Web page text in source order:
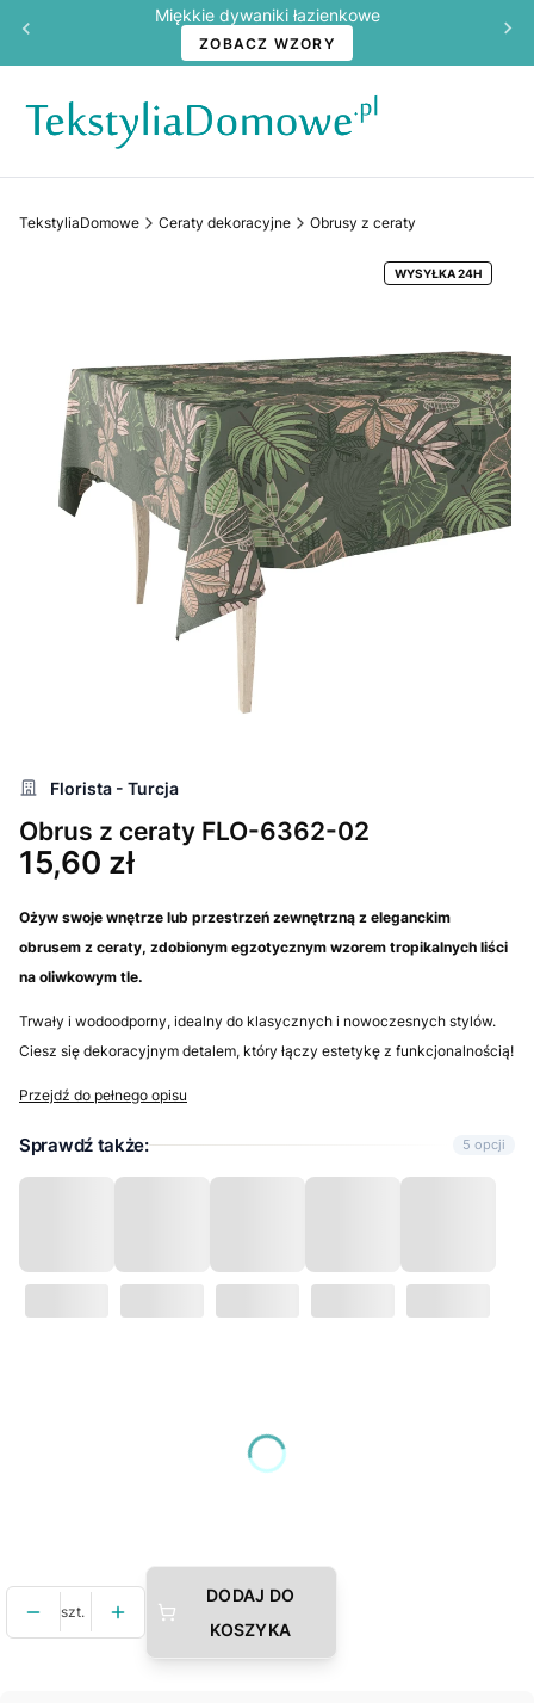
Miękkie dywaniki łazienkowe
ZOBACZ WZORY
TekstyliaDomowe Ceraty dekoracyjne Obrusy z ceraty
WYSYŁKA 24H
Florista - Turcja
Obrus z ceraty FLO-6362-02
Cena
15,60 zł
Ożyw swoje wnętrze lub przestrzeń zewnętrzną z eleganckim
obrusem z ceraty, zdobionym egzotycznym wzorem tropikalnych liści
na oliwkowym tle.
Trwały i wodoodporny, idealny do klasycznych i nowoczesnych stylów.
Ciesz się dekoracyjnym detalem, który łączy estetykę z funkcjonalnością!
Przejdź do pełnego opisu
Sprawdź także: 5 opcji
szt.
DODAJ DO
KOSZYKA